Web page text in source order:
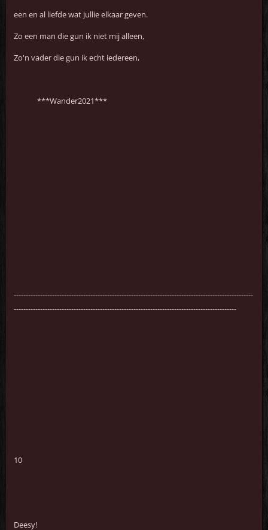
een en al liefde wat jullie elkaar geven.
Zo een man die gun ik niet mij alleen,
Zo'n vader die gun ik echt iedereen,
***Wander2021***
----------------------------------------------------------------------------------------------------
---------------------------------------------------------------------------------------------
10
Deesy!